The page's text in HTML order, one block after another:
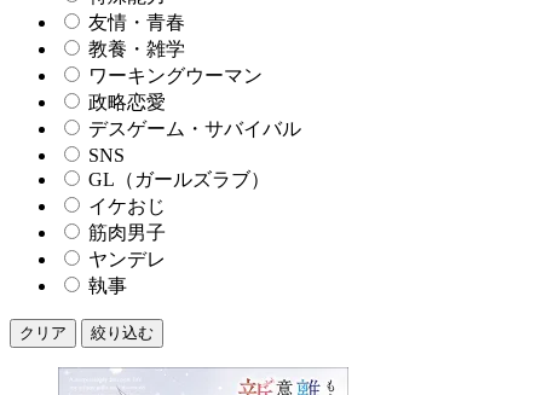
友情・青春
教養・雑学
ワーキングウーマン
政略恋愛
デスゲーム・サバイバル
SNS
GL（ガールズラブ）
イケおじ
筋肉男子
ヤンデレ
執事
クリア 絞り込む